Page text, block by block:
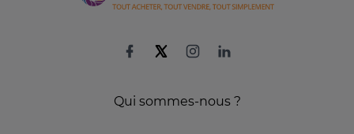
Qui sommes-nous ?